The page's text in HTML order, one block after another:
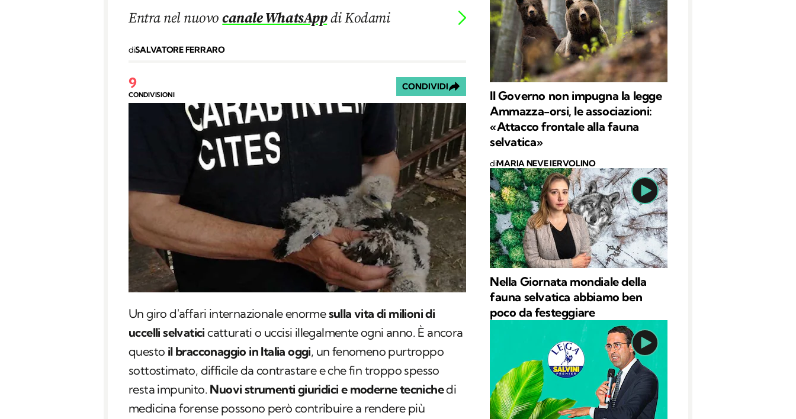
Entra nel nuovocanale WhatsAppdi Kodami
diSALVATORE FERRARO
9
CONDIVISIONI
CONDIVIDI
Un giro d'affari internazionale enormesulla vita di milioni di
uccelli selvatici catturati o uccisi illegalmente ogni anno. È ancora
questo il bracconaggio in Italia oggi, un fenomeno purtroppo
sottostimato, difficile da contrastare e che fin troppo spesso
resta impunito. Nuovi strumenti giuridici e moderne tecnichedi
medicina forense possono però contribuire a rendere più
Il Governo non impugna la legge
Ammazza-orsi, le associazioni:
«Attacco frontale alla fauna
selvatica»
diMARIA NEVE IERVOLINO
Nella Giornata mondiale della
fauna selvatica abbiamo ben
poco da festeggiare